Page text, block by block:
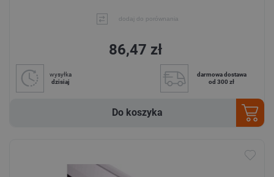
dodaj do porównania
86,47 zł
wysyłka
dzisiaj
darmowa dostawa
od 300 zł
Do koszyka